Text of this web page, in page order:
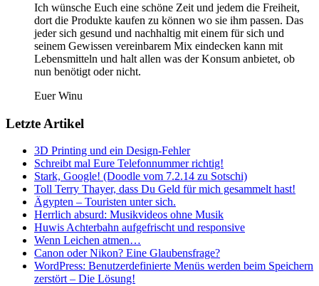
Ich wünsche Euch eine schöne Zeit und jedem die Freiheit,
dort die Produkte kaufen zu können wo sie ihm passen. Das
jeder sich gesund und nachhaltig mit einem für sich und
seinem Gewissen vereinbarem Mix eindecken kann mit
Lebensmitteln und halt allen was der Konsum anbietet, ob
nun benötigt oder nicht.
Euer Winu
Letzte Artikel
3D Printing und ein Design-Fehler
Schreibt mal Eure Telefonnummer richtig!
Stark, Google! (Doodle vom 7.2.14 zu Sotschi)
Toll Terry Thayer, dass Du Geld für mich gesammelt hast!
Ägypten – Touristen unter sich.
Herrlich absurd: Musikvideos ohne Musik
Huwis Achterbahn aufgefrischt und responsive
Wenn Leichen atmen…
Canon oder Nikon? Eine Glaubensfrage?
WordPress: Benutzerdefinierte Menüs werden beim Speichern
zerstört – Die Lösung!